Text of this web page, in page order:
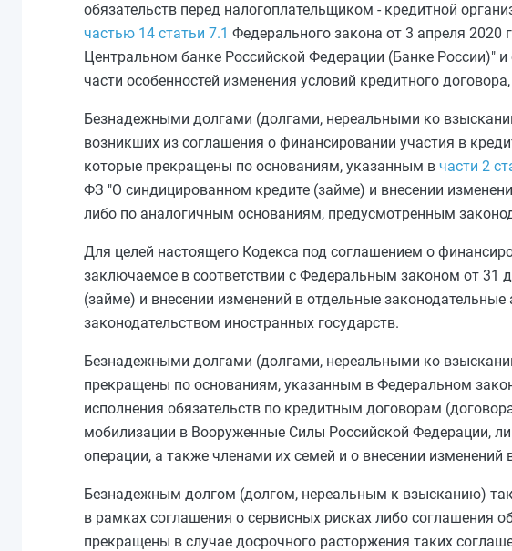
обязательств перед налогоплательщиком - кредитной
частью 14 статьи 7.1 Федерального закона от 3 апреля
Центральном банке Российской Федерации (Банке России)"
части особенностей изменения условий кредитного
Безнадежными долгами (долгами, нереальными ко
возникших из соглашения о финансировании участия в
которые прекращены по основаниям, указанным в части 2
ФЗ "О синдицированном кредите (займе) и внесении
либо по аналогичным основаниям, предусмотренным
Для целей настоящего Кодекса под соглашением о
заключаемое в соответствии с Федеральным законом от 31
(займе) и внесении изменений в отдельные
законодательством иностранных государств.
Безнадежными долгами (долгами, нереальными ко
прекращены по основаниям, указанным в Федеральном
исполнения обязательств по кредитным договорам
мобилизации в Вооруженные Силы Российской Федерации,
операции, а также членами их семей и о внесении
Безнадежным долгом (долгом, нереальным к взысканию)
в рамках соглашения о сервисных рисках либо соглашения
прекращены в случае досрочного расторжения таких